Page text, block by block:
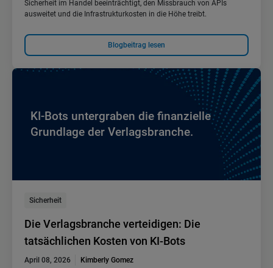
Sicherheit im Handel beeinträchtigt, den Missbrauch von APIs
ausweitet und die Infrastrukturkosten in die Höhe treibt.
Blogbeitrag lesen
KI-Bots untergraben die finanzielle
Grundlage der Verlagsbranche.
Sicherheit
Die Verlagsbranche verteidigen: Die
tatsächlichen Kosten von KI-Bots
April 08, 2026
Kimberly Gomez